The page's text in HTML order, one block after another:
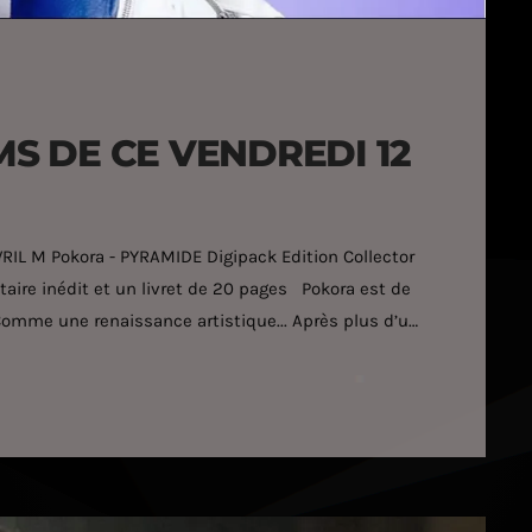
DE CE VENDREDI 12
M Pokora - PYRAMIDE Digipack Edition Collector
inédit et un livret de 20 pages Pokora est de
une renaissance artistique... Après plus d’un
surprenant de 13 titres inédits (16 pour la